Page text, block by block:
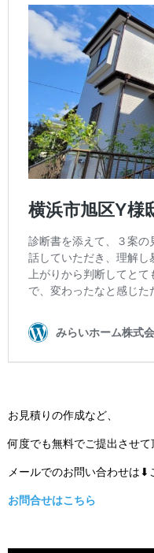
お見積りの作成など、
何度でも無料でご提出させて
メールでのお問い合わせは⬇
お問合せはこちら